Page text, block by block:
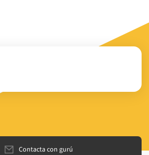
Contacta con gurú